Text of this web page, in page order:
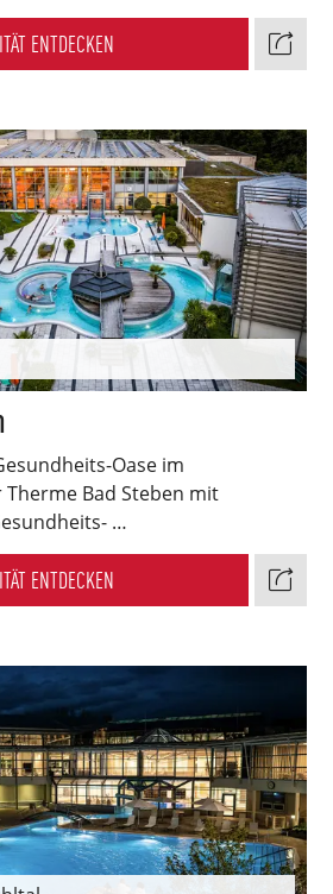
ENTDECKEN
Oase im
Therme Bad Steben mit
…
ENTDECKEN